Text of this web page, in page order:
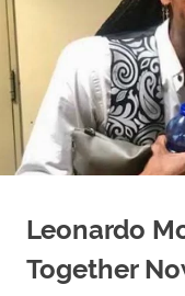
Leonardo
Together